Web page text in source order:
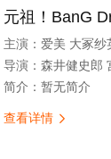
元祖！BanG
主演： 爱美 大冢纱英 西本里美 大桥彩香 伊藤彩沙 佐仓绫音
导演： 森井健史郎
简介： 暂无简介
查看详情 